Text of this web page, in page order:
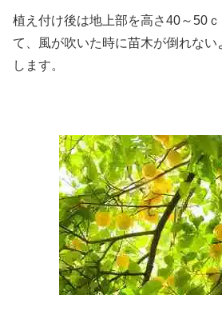
植え付け後は地上部を高さ40～50
て、風が吹いた時に苗木が倒れな
します。